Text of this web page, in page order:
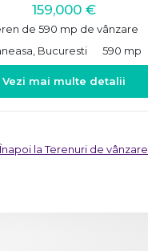
159,000 €
de 590 mp de vânzare
Bucuresti
590 mp
Vezi mai multe detalii
Înapoi la Terenuri de vânzare